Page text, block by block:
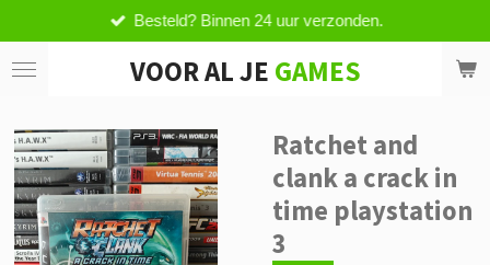
direct
naar
VOOR AL JE GAMES
Besteld? Binnen 24 uur verzonden.
Ratchet and
clank a crack in
time playstation
3